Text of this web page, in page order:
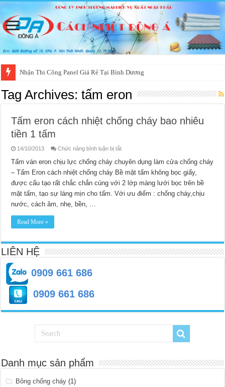
Nhận Thi Công Panel Giá Rẻ Tại Bình Dương
Tag Archives:tấm eron
Tấm eron cách nhiệt chống cháy bao nhiêu
tiền 1 tấm
14/10/2013 Chức năng bình luận bị tắtở
eron
cách
nhiệt
cháy
bao
nhiêu
Tấm ván eron chịu lực chống cháy chuyên dụng làm cửa chống cháy
– Tấm Eron cách nhiệt chống cháy Bề mặt tấm không bọc giấy,
được cấu tạo rất chắc chắn cùng với 2 lớp màng lưới bọc trên bề
mặt tấm, tạo sự láng mịn cho tấm. Với ưu điểm : chống cháy,chịu
nước, cách âm, nhẹ, bền, …
Read More »
LIÊN HỆ
0909 661 686
0909 661 686
Danh mục sản phẩm
Bông chống cháy (1)